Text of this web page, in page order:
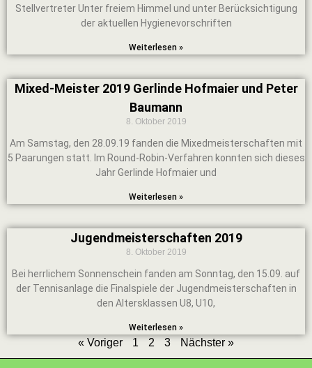
Stellvertreter Unter freiem Himmel und unter Berücksichtigung
der aktuellen Hygienevorschriften
Weiterlesen »
Mixed-Meister 2019 Gerlinde Hofmaier und Peter
Baumann
8. Oktober 2019
Am Samstag, den 28.09.19 fanden die Mixedmeisterschaften mit
5 Paarungen statt. Im Round-Robin-Verfahren konnten sich dieses
Jahr Gerlinde Hofmaier und
Weiterlesen »
Jugendmeisterschaften 2019
8. Oktober 2019
Bei herrlichem Sonnenschein fanden am Sonntag, den 15.09. auf
der Tennisanlage die Finalspiele der Jugendmeisterschaften in
den Altersklassen U8, U10,
Weiterlesen »
« Voriger 1 2 3 Nächster »